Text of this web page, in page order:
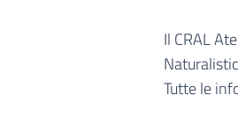
Il CRAL
Tutte le